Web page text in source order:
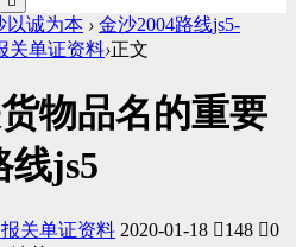
以诚为本 › 金沙2004路线js5-
关单证资料›正文
物品名的重要
线js5
关单证资料 2020-01-18 148
0